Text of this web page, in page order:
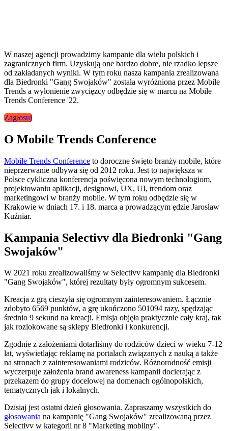
W naszej agencji prowadzimy kampanie dla wielu polskich i
zagranicznych firm. Uzyskują one bardzo dobre, nie rzadko lepsze
od zakładanych wyniki. W tym roku nasza kampania zrealizowana
dla Biedronki "Gang Swojaków" została wyróżniona przez Mobile
Trends a wyłonienie zwycięzcy odbędzie się w marcu na Mobile
Trends Conference '22.
Zagłosuj
O Mobile Trends Conference
Mobile Trends Conference to doroczne święto branży mobile, które
nieprzerwanie odbywa się od 2012 roku. Jest to największa w
Polsce cykliczna konferencja poświęcona nowym technologiom,
projektowaniu aplikacji, designowi, UX, UI, trendom oraz
marketingowi w branży mobile. W tym roku odbędzie się w
Krakowie w dniach 17. i 18. marca a prowadzącym ędzie Jarosław
Kuźniar.
Kampania Selectivv dla Biedronki "Gang
Swojaków"
W 2021 roku zrealizowaliśmy w Selectivv kampanię dla Biedronki
"Gang Swojaków", której rezultaty były ogromnym sukcesem.
Kreacja z grą cieszyła się ogromnym zainteresowaniem. Łącznie
zdobyto 6569 punktów, a grę ukończono 501094 razy, spędzając
średnio 9 sekund na kreacji. Emisja objęła praktycznie cały kraj, tak
jak rozlokowane są sklepy Biedronki i konkurencji.
Zgodnie z założeniami dotarliśmy do rodziców dzieci w wieku 7-12
lat, wyświetlając reklamę na portalach związanych z nauką a także
na stronach z zainteresowaniami rodziców. Różnorodność emisji
wyczerpuje założenia brand awareness kampanii docierając z
przekazem do grupy docelowej na domenach ogólnopolskich,
tematycznych jak i lokalnych.
Dzisiaj jest ostatni dzień głosowania. Zapraszamy wszystkich do
głosowania na kampanię "Gang Swojaków" zrealizowaną przez
Selectivv w kategorii nr 8 "Marketing mobilny".